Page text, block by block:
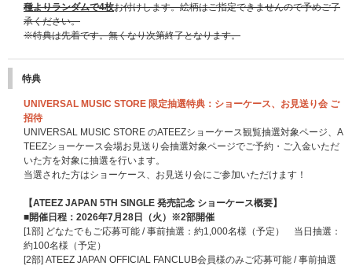
種よりランダムで4枚お付けします。絵柄はご指定できませんので予めご了
承ください。
※特典は先着です。無くなり次第終了となります。
特典
UNIVERSAL MUSIC STORE 限定抽選特典：ショーケース、お見送り会 ご
招待
UNIVERSAL MUSIC STORE のATEEZショーケース観覧抽選対象ページ、A
TEEZショーケース会場お見送り会抽選対象ページでご予約・ご入金いただ
いた方を対象に抽選を行います。
当選された方はショーケース、お見送り会にご参加いただけます！
【ATEEZ JAPAN 5TH SINGLE 発売記念 ショーケース概要】
■開催日程：2026年7月28日（火）※2部開催
[1部] どなたでもご応募可能 / 事前抽選：約1,000名様（予定） 当日抽選：
約100名様（予定）
[2部] ATEEZ JAPAN OFFICIAL FANCLUB会員様のみご応募可能 / 事前抽選